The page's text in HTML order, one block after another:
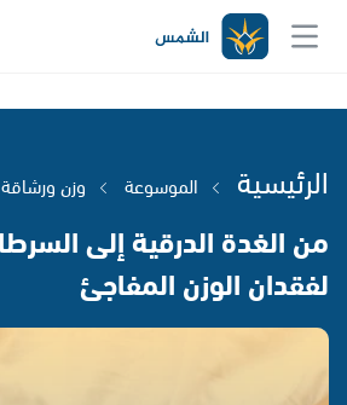
الرئيسية الموسوعة وزن ورشاقة
لفقدان الوزن المفاجئ